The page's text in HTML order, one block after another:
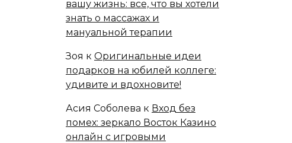
вашу жизнь: все, что вы хотели
знать о массажах и
мануальной терапии
Зоя к Оригинальные идеи
подарков на юбилей коллеге:
удивите и вдохновите!
Асия Соболева к Вход без
помех: зеркало Восток Казино
онлайн с игровыми